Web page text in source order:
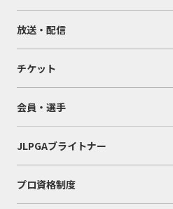
放送・配信
チケット
会員・選手
JLPGAブライトナー
プロ資格制度